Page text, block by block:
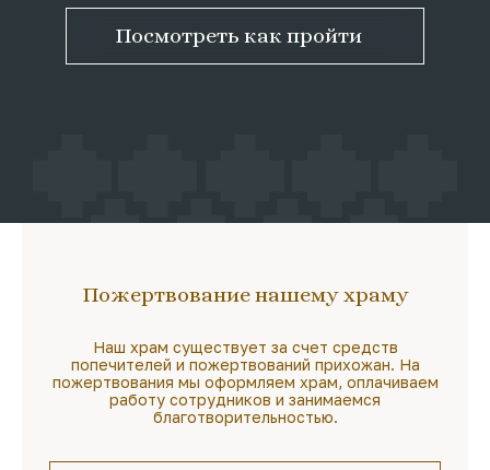
Посмотреть как пройти
Пожертвование нашему храму
Наш храм существует за счет средств
попечителей и пожертвований прихожан. На
пожертвования мы оформляем храм, оплачиваем
работу сотрудников и занимаемся
благотворительностью.